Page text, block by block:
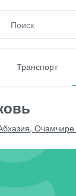
Транспорт
Очамчире